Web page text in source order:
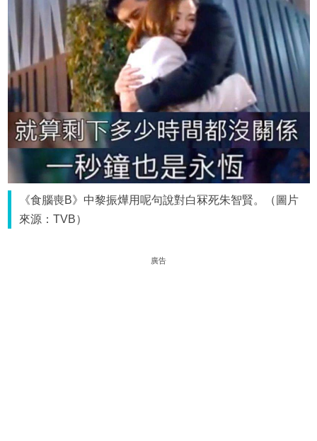
《食腦喪B》中黎振燁用呢句說對白冧死朱智賢。（圖片
來源：TVB）
廣告